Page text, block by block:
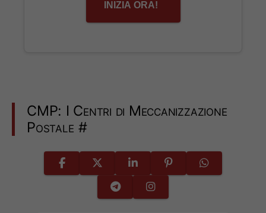
INIZIA ORA!
CMP: I Centri di Meccanizzazione
Postale #